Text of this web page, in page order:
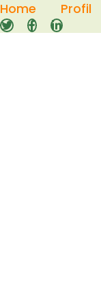
Skip
to
content
Home Profil